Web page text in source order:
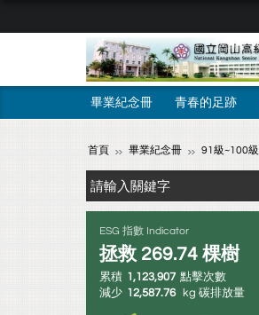
畢業紀念冊 青春的足跡
首頁 畢業紀念冊 91級~100級
ESG 指數 Indicator
拯救 269.74 棵樹
累積 1,123,907 點擊次數
減少 12,587.76 kg 碳排放量